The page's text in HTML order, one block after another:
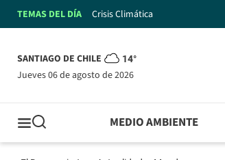
TEMAS DEL DÍA Crisis Climática
SANTIAGO DE CHILE 14°
jueves 06 de agosto de 2026
MEDIO AMBIENTE